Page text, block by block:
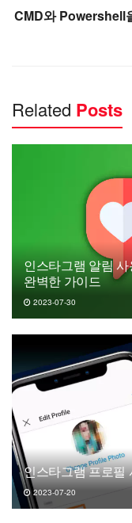
CMD와 Powershell
Related Posts
인스타그램 알림
완벽한 가이드
2023-07-30
인스타그램 프로필
2023-07-20